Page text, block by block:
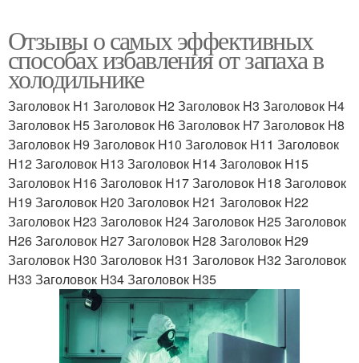
Отзывы о самых эффективных
способах избавления от запаха в
холодильнике
Заголовок H1 Заголовок H2 Заголовок H3 Заголовок H4
Заголовок H5 Заголовок H6 Заголовок H7 Заголовок H8
Заголовок H9 Заголовок H10 Заголовок H11 Заголовок
H12 Заголовок H13 Заголовок H14 Заголовок H15
Заголовок H16 Заголовок H17 Заголовок H18 Заголовок
H19 Заголовок H20 Заголовок H21 Заголовок H22
Заголовок H23 Заголовок H24 Заголовок H25 Заголовок
H26 Заголовок H27 Заголовок H28 Заголовок H29
Заголовок H30 Заголовок H31 Заголовок H32 Заголовок
H33 Заголовок H34 Заголовок H35